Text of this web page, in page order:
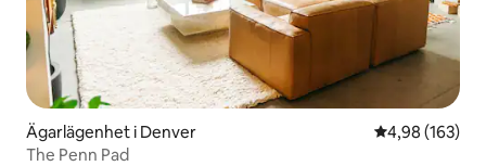
Ägarlägenhet i Denver 4,98 av 5 i
4,98 (163)
The Penn Pad